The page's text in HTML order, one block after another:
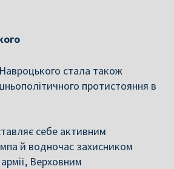
стала також
протистояння в
себе активним
й водночас захисником
армії, Верховним